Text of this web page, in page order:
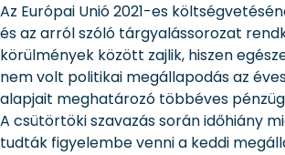
Az Európai Unió 2021-es
és az arról szóló tárgyalássorozat
körülmények között zajlik, hiszen
nem volt politikai megállapodás az
alapjait meghatározó többéves
A csütörtöki szavazás során időhiány
tudták figyelembe venni a keddi